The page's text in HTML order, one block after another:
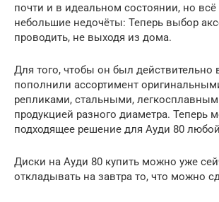
почти и в идеальном состоянии, но
небольшие недочёты: Теперь выбор
проводить, не выходя из дома.
Для того, чтобы он был
пополнили ассортимент
репликами, стальными,
продукцией разного диаметра. Теперь
подходящее решение для Ауди 80
Диски на Ауди 80 купить можно уже
откладывать на завтра то, что можно